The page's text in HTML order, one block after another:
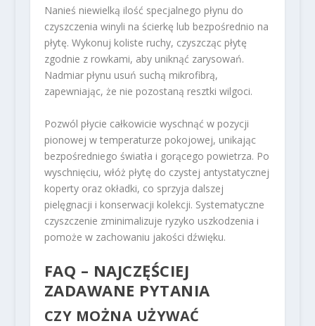
Nanieś niewielką ilość specjalnego płynu do
czyszczenia winyli na ścierkę lub bezpośrednio na
płytę. Wykonuj koliste ruchy, czyszcząc płytę
zgodnie z rowkami, aby uniknąć zarysowań.
Nadmiar płynu usuń suchą mikrofibrą,
zapewniając, że nie pozostaną resztki wilgoci.
Pozwól płycie całkowicie wyschnąć w pozycji
pionowej w temperaturze pokojowej, unikając
bezpośredniego światła i gorącego powietrza. Po
wyschnięciu, włóż płytę do czystej antystatycznej
koperty oraz okładki, co sprzyja dalszej
pielęgnacji i konserwacji kolekcji. Systematyczne
czyszczenie zminimalizuje ryzyko uszkodzenia i
pomoże w zachowaniu jakości dźwięku.
FAQ – NAJCZĘŚCIEJ
ZADAWANE PYTANIA
CZY MOŻNA UŻYWAĆ